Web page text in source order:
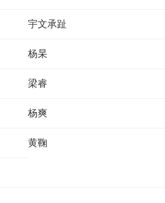
宇文承趾
杨杲
梁睿
杨爽
黄鞠